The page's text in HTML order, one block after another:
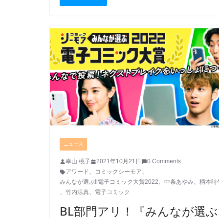
ニュース
幸山 桃子 2021年10月21日
0 Comments
アワード、 コミックシーモア、
みんなが選ぶ‼電子コミック大賞2022、 中条あやみ、 柄本時
、 竹内涼真、 電子コミック
BL部門アリ！『みんなが選